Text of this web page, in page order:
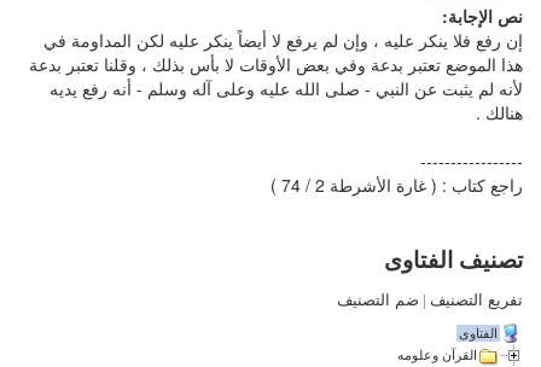
نص الإجابة:
إن رفع فلا ينكر عليه ، وإن لم يرفع لا أيضاً ينكر عليه لكن المداومة في
هذا الموضع تعتبر بدعة وفي بعض الأوقات لا بأس بذلك ، وقلنا تعتبر بدعة
لأنه لم يثبت عن النبي - صلى الله عليه وعلى آله وسلم - أنه رفع يديه
هنالك .
-----------------
راجع كتاب : ( غارة الأشرطة 2 / 74 )
تصنيف الفتاوى
تفريع التصنيف | ضم التصنيف
الفتاوى
القرآن وعلومه